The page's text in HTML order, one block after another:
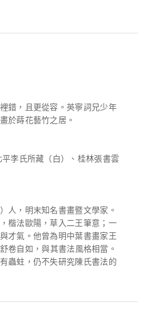
錯，且更從容。英寧詞兄少年
於蒔花藝竹之居。
李氏所藏（白）、桂林張書雲
人，明末知名書畫暨文學家。
楷法歐陽，草入二王筆意；一
才氣。他曾為明中葉書畫家王
卷自如，與其書法風格相當。
蟲蛀，仍不失研究陳氏書法的